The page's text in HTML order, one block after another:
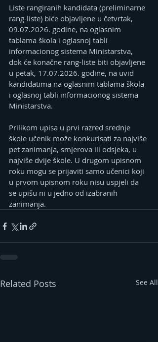
Liste rangiranih kandidata (preliminarne
rang-liste) biće objavljene u četvrtak,
09.07.2026. godine, na oglasnim
tablama škola i oglasnoj tabli
informacionog sistema Ministarstva,
dok će konačne rang-liste biti objavljene
u petak, 17.07.2026. godine, na uvid
kandidatima na oglasnim tablama škola
i oglasnoj tabli informacionog sistema
Ministarstva.
Prilikom upisa u prvi razred srednje
škole učenik može konkurisati za najviše
pet zanimanja, smjerova ili odsjeka, u
najviše dvije škole. U drugom upisnom
roku mogu se prijaviti samo učenici koji
u prvom upisnom roku nisu uspjeli da
se upišu ni u jedno od izabranih
zanimanja.
Related Posts See All